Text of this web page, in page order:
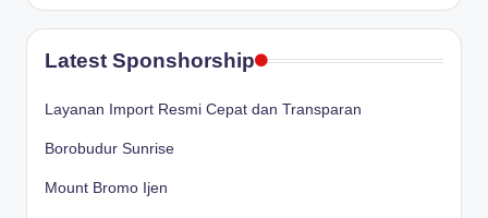
Latest Sponshorship
Layanan Import Resmi Cepat dan Transparan
Borobudur Sunrise
Mount Bromo Ijen